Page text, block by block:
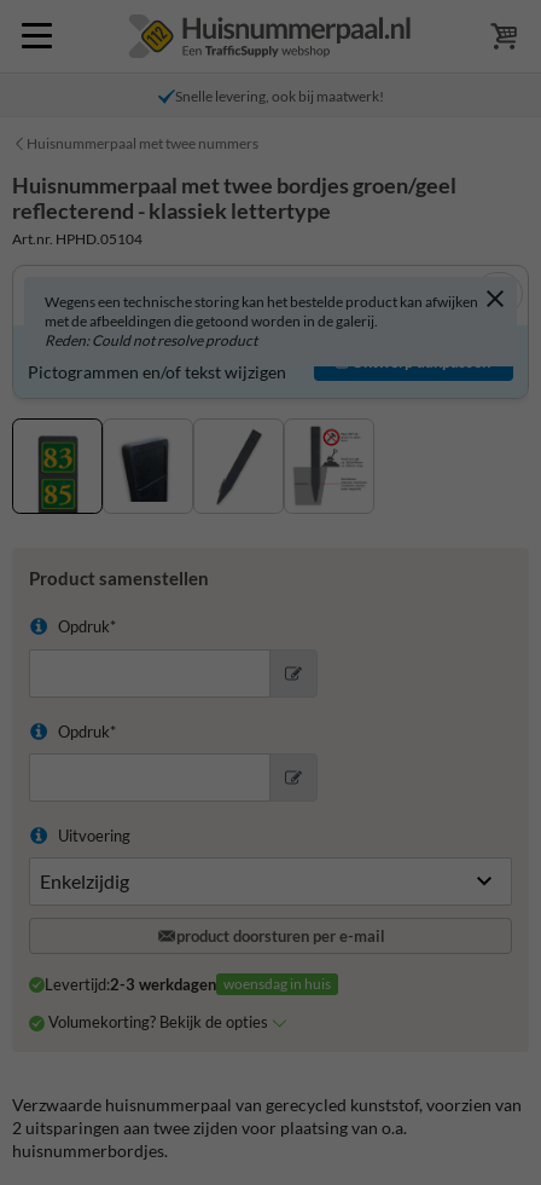
Snelle levering, ook bij maatwerk!
Huisnummerpaal met twee nummers
Huisnummerpaal met twee bordjes groen/geel
reflecterend - klassiek lettertype
Art.nr. HPHD.05104
Wegens een technische storing kan het bestelde product kan afwijken
met de afbeeldingen die getoond worden in de galerij.
Reden: Could not resolve product
Product zelf aanpassen?
Pictogrammen en/of tekst wijzigen
Ontwerp aanpassen
Product samenstellen
Opdruk*
Opdruk*
Uitvoering
product doorsturen per e-mail
Levertijd:2-3 werkdagen woensdag in huis
Volumekorting? Bekijk de opties
Verzwaarde huisnummerpaal van gerecycled kunststof, voorzien van
2 uitsparingen aan twee zijden voor plaatsing van o.a.
huisnummerbordjes.